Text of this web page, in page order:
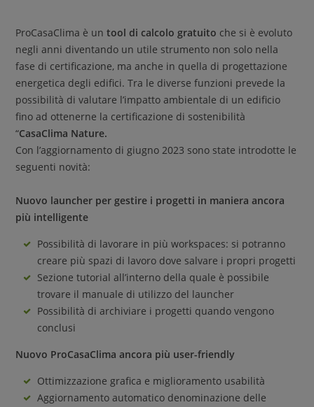
ProCasaClima è untool di calcolo gratuito che si è evoluto
negli anni diventando un utile strumento non solo nella
fase di certificazione, ma anche in quella di progettazione
energetica degli edifici. Tra le diverse funzioni prevede la
possibilità di valutare l’impatto ambientale di un edificio
fino ad ottenerne la certificazione di sostenibilità
“CasaClima Nature.
Con l’aggiornamento di giugno 2023 sono state introdotte le
seguenti novità:
Nuovo launcher per gestire i progetti in maniera ancora
più intelligente
Possibilità di lavorare in più workspaces: si potranno
creare più spazi di lavoro dove salvare i propri progetti
Sezione tutorial all’interno della quale è possibile
trovare il manuale di utilizzo del launcher
Possibilità di archiviare i progetti quando vengono
conclusi
Nuovo ProCasaClima ancora più user-friendly
Ottimizzazione grafica e miglioramento usabilità
Aggiornamento automatico denominazione delle